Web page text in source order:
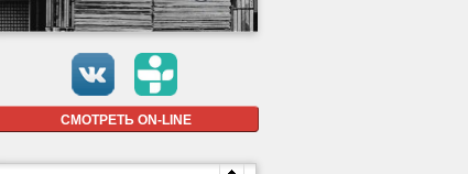
СМОТРЕТЬ ON-LINE